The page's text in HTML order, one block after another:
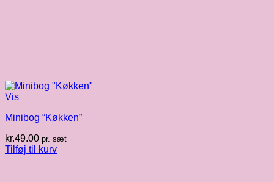
Vis
Minibog “Køkken”
kr.49.00 pr. sæt
Tilføj til kurv